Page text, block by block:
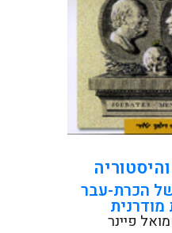
עוד
הכרת-עבר
מודרנית
פיינר